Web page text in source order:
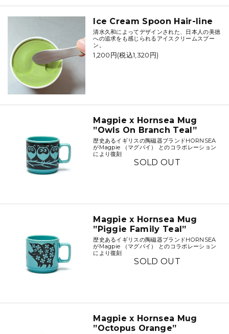
Ice Cream Spoon Hair-line
清水久和によってデザインされた、日本人の美徳
への追求をも感じられるアイスクリームスプー
ン。
1,200円(税込1,320円)
Magpie x Hornsea Mug
”Owls On Branch Teal”
歴史あるイギリスの陶磁器ブランドHORNSEA
がMagpie （マグパイ） とのコラボレーション
により復刻
SOLD OUT
Magpie x Hornsea Mug
”Piggie Family Teal”
歴史あるイギリスの陶磁器ブランドHORNSEA
がMagpie （マグパイ） とのコラボレーション
により復刻
SOLD OUT
Magpie x Hornsea Mug
”Octopus Orange”